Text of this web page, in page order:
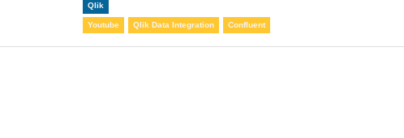
Qlik
Youtube Qlik Data Integration Confluent